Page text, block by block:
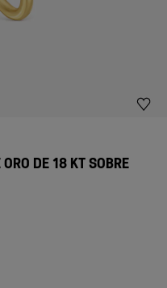
DE 18 KT SOBRE